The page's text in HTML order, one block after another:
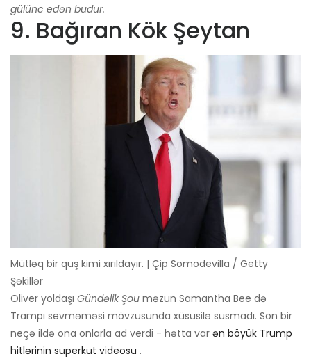
gülünc edən budur.
9. Bağıran Kök Şeytan
Mütləq bir quş kimi xırıldayır. | Çip Somodevilla / Getty
Şəkillər
Oliver yoldaşı Gündəlik Şou məzun Samantha Bee də
Trampı sevməməsi mövzusunda xüsusilə susmadı. Son bir
neçə ildə ona onlarla ad verdi - hətta var ən böyük Trump
hitlərinin superkut videosu .